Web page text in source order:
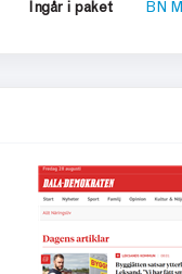
Ingår i paket BN